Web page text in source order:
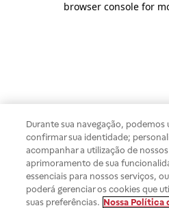
browser console for
Durante sua navegação, podemos
confirmar sua identidade;
acompanhar a utilização de
aprimoramento de sua
essenciais para nossos serviços,
poderá gerenciar os cookies que
suas preferências. Nossa Política